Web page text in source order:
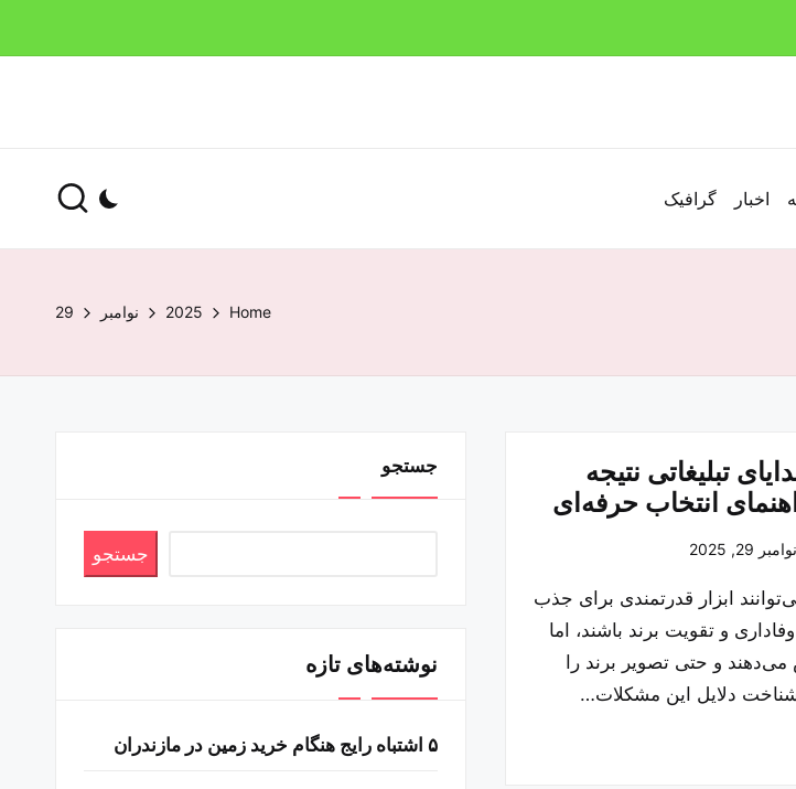
اخبار گرافیک
Home
2025 نوامبر 29
تبلیغاتی نتیجه
انتخاب حرفه‌ای
نوامبر 29, 2025
ابزار قدرتمندی برای جذب
و تقویت برند باشند، اما
و حتی تصویر برند را
دلایل این مشکلات…
جستجو
جستجو
نوشته‌های تازه
۵ اشتباه رایج هنگام خرید زمین در مازندران